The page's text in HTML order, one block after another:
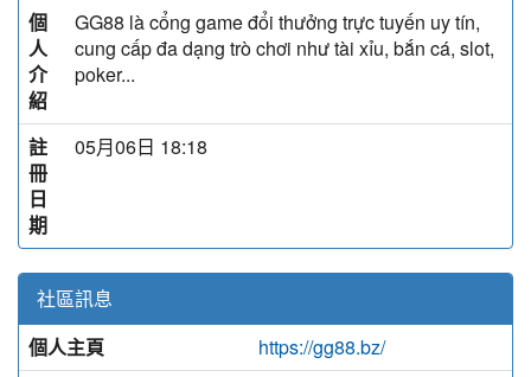
個
人
介
紹
GG88 là cổng game đổi thưởng trực tuyến uy tín,
cung cấp đa dạng trò chơi như tài xỉu, bắn cá, slot,
poker...
註
冊
日
期
05月06日 18:18
社區訊息
個人主頁
https://gg88.bz/